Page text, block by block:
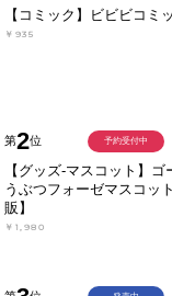
【コミック】ビビビコミ
￥935
第2位
【グッズ-マスコット】
うぶつフォーゼマスコッ
販】
￥1,980
予約受付中